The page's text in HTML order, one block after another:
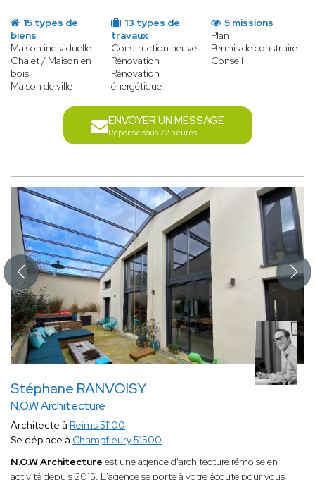
15 types de
biens
Maison individuelle
Chalet / Maison en
bois
Maison de ville
13 types de
travaux
Construction neuve
Rénovation
Rénovation
énergétique
5 missions
Plan
Permis de construire
Conseil
ENVOYER UN MESSAGE
Réponse sous 72 heures
Stéphane RANVOISY
N.O.W Architecture
Architecte à Reims 51100
Se déplace à Champfleury 51500
N.O.W Architecture est une agence d'architecture rémoise en
activité depuis 2015. L'agence se porte à votre écoute pour vous